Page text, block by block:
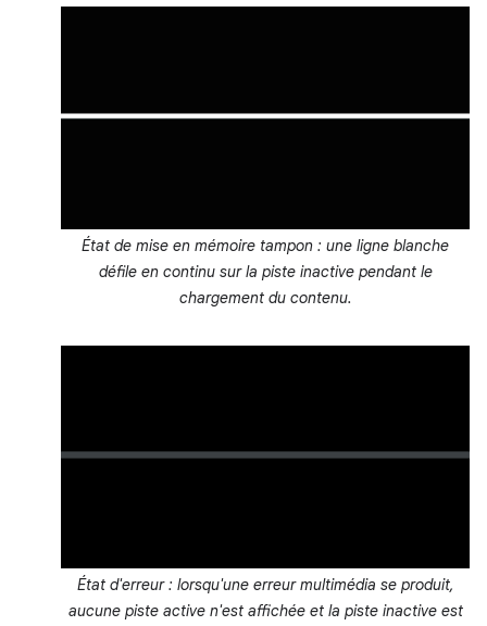
État de mise en mémoire tampon : une ligne blanche
défile en continu sur la piste inactive pendant le
chargement du contenu.
État d'erreur : lorsqu'une erreur multimédia se produit,
aucune piste active n'est affichée et la piste inactive est